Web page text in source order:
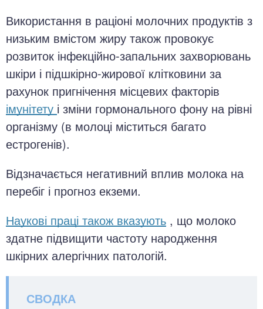
Використання в раціоні молочних продуктів з
низьким вмістом жиру також провокує
розвиток інфекційно-запальних захворювань
шкіри і підшкірно-жирової клітковини за
рахунок пригнічення місцевих факторів
імунітету і зміни гормонального фону на рівні
організму (в молоці міститься багато
естрогенів).
Відзначається негативний вплив молока на
перебіг і прогноз екземи.
Наукові праці також вказують , що молоко
здатне підвищити частоту народження
шкірних алергічних патологій.